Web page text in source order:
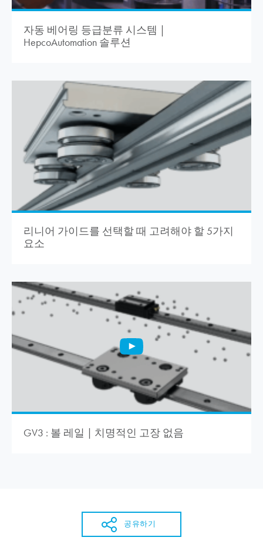
자동 베어링 등급분류 시스템 |
HepcoAutomation 솔루션
리니어 가이드를 선택할 때 고려해야 할 5가지
요소
GV3 : 볼 레일 | 치명적인 고장 없음
공유하기